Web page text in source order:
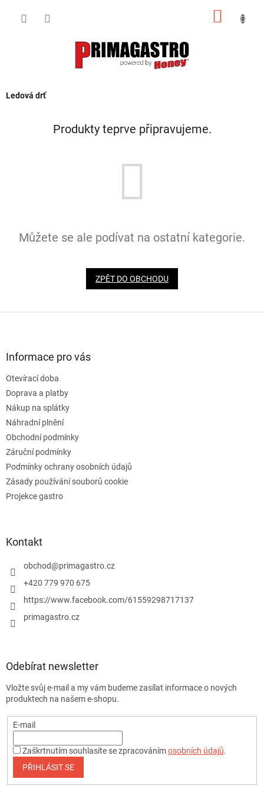
Ledová drť
Produkty teprve připravujeme.
Můžete se ale podívat na ostatní kategorie.
ZPĚT DO OBCHODU
Informace pro vás
Otevírací doba
Doprava a platby
Nákup na splátky
Náhradní plnění
Obchodní podmínky
Záruční podmínky
Podmínky ochrany osobních údajů
Zásady používání souborů cookie
Projekce gastro
Kontakt
obchod@primagastro.cz
+420 779 970 675
https://www.facebook.com/61559298717137
primagastro.cz
Odebírat newsletter
Vložte svůj e-mail a my vám budeme zasílat informace o nových
produktech na našem e-shopu.
E-mail
Zaškrtnutím souhlasíte se zpracovánímosobních údajů.
PŘIHLÁSIT SE